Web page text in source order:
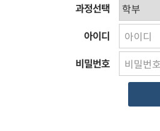
과정선택
아이디
비밀번호